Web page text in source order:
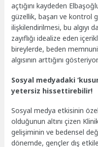
açtığını kaydeden
güzellik, başarı ve kontrol
ilişkilendirilmesi, bu algıyı
zayıflığı idealize eden
bireylerde, beden
algısının arttığını
Sosyal medyadaki
yetersiz hissettirebilir!
Sosyal medya etkisinin
olduğunun altını çizen
gelişiminin ve bedensel
dönemde, gençler dış